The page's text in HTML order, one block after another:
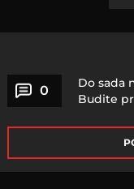
0
Do sada
Budite